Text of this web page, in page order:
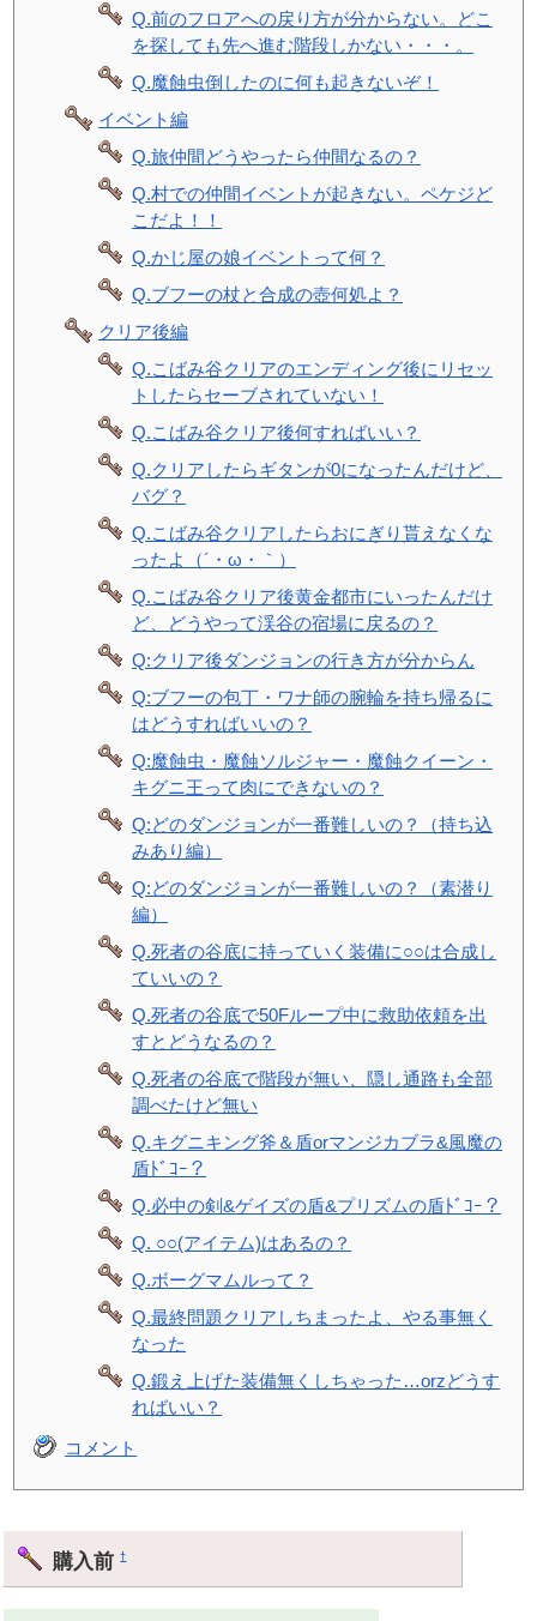
Q.前のフロアへの戻り方が分からない。どこ
を探しても先へ進む階段しかない・・・。
Q.魔蝕虫倒したのに何も起きないぞ！
イベント編
Q.旅仲間どうやったら仲間なるの？
Q.村での仲間イベントが起きない。ペケジど
こだよ！！
Q.かじ屋の娘イベントって何？
Q.ブフーの杖と合成の壺何処よ？
クリア後編
Q.こばみ谷クリアのエンディング後にリセッ
トしたらセーブされていない！
Q.こばみ谷クリア後何すればいい？
Q.クリアしたらギタンが0になったんだけど、
バグ？
Q.こばみ谷クリアしたらおにぎり貰えなくな
ったよ（´・ω・｀）
Q.こばみ谷クリア後黄金都市にいったんだけ
ど、どうやって渓谷の宿場に戻るの？
Q:クリア後ダンジョンの行き方が分からん
Q:ブフーの包丁・ワナ師の腕輪を持ち帰るに
はどうすればいいの？
Q:魔蝕虫・魔蝕ソルジャー・魔蝕クイーン・
キグニ王って肉にできないの？
Q:どのダンジョンが一番難しいの？（持ち込
みあり編）
Q:どのダンジョンが一番難しいの？（素潜り
編）
Q.死者の谷底に持っていく装備に○○は合成し
ていいの？
Q.死者の谷底で50Fループ中に救助依頼を出
すとどうなるの？
Q.死者の谷底で階段が無い、隠し通路も全部
調べたけど無い
Q.キグニキング斧＆盾orマンジカブラ&風魔の
盾ﾄﾞｺｰ？
Q.必中の剣&ゲイズの盾&プリズムの盾ﾄﾞｺｰ？
Q. ○○(アイテム)はあるの？
Q.ボーグマムルって？
Q.最終問題クリアしちまったよ、やる事無く
なった
Q.鍛え上げた装備無くしちゃった…orzどうす
ればいい？
コメント
購入前†